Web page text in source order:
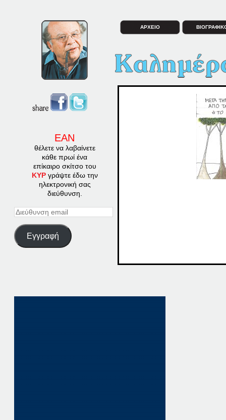
ΕΑΝ
θέλετε να λαβαίνετε
κάθε πρωί ένα
επίκαιρο σκίτσο του
ΚΥΡγράψτε έδω την
ηλεκτρονική σας
διεύθυνση.
Διεύθυνση
Εγγραφή
ΑΡΧΕΙΟ